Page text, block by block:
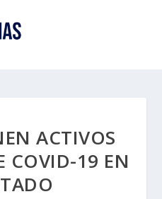
ACTIVOS
COVID-19 EN